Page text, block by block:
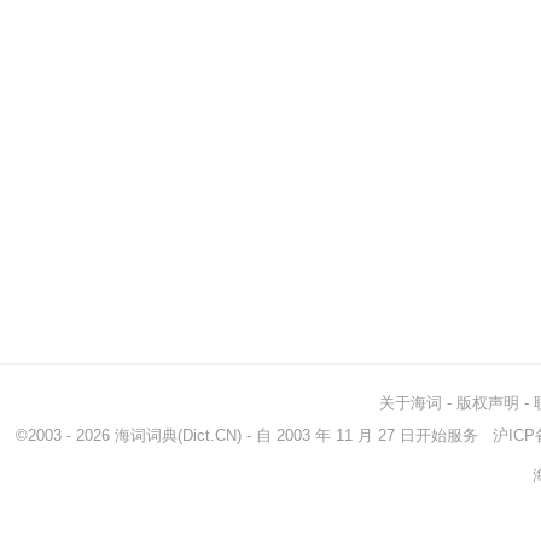
关于海词 - 版权声明 -
©2003 - 2026 海词词典(Dict.CN) - 自 2003 年 11 月 27 日开始服务 沪ICP